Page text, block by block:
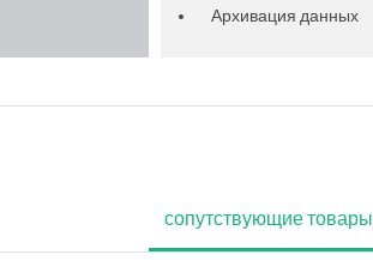
Архивация данных
сопутствующие товары